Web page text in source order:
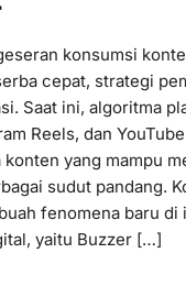
konsumsi
cepat, strategi
Saat ini, algoritma
Reels, dan
konten yang mampu
sudut pandang.
fenomena baru
yaitu Buzzer […]